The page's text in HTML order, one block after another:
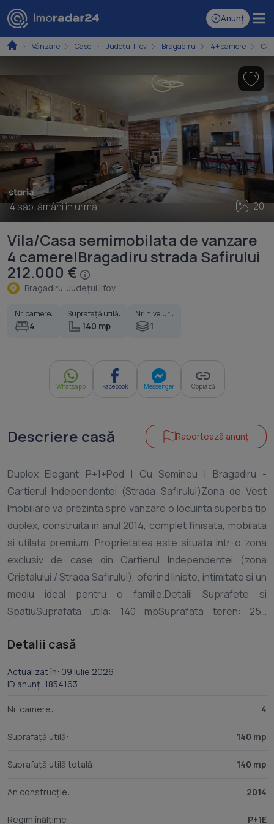
Anunț
Vânzare Case Județul Ilfov Bragadiru 4+ camere
4 săptămâni în urmă 20
Vila/Casa semimobilata de vanzare
4 camere|Bragadiru strada Safirului
212.000 €
Bragadiru, Judeţul Ilfov
Nr. camere:
4
Suprafață utilă:
140 mp
Nr. niveluri:
1
Whatsapp Facebook Messenger Copiază
Descriere casă Raportează anunț
Duplex Elegant P+1+Pod | Cu Semineu | Bragadiru -
Cartierul Independentei (Strada Safirului)Zona de Vest
Imobiliare va prezinta spre vanzare o locuinta superba tip
duplex, construita in anul 2014, complet finisata, mobilata
si utilata premium. Proprietatea este situata intr-o zona
exclusiv de case din Cartierul Independentei (zona
Cristalului / Strada Safirului), oferind liniste, intimitate si un
mediu ideal pentru o familie.Detalii Suprafete si
SpatiuSuprafata utila: 140 mpSuprafata teren: 250
eleganta si un aspect aerisit)Compartimentare
integrat cu zona de diningSemineu amenajat, ideal pentru
utilata si mobilataBaie moderna ETAJ:3 dormitoare
primitoare, cu suprafete vitrate mari1 balcon1 baie
depozitare, complet izolatDotari, Finisaje si UtilitatiFinisaje
atent intretinuta.Suprafete vitrate ample care inunda
intreaga casa cu lumina naturala.Toate utilitatile
Detalii casă
Actualizat în: 09 Iulie 2026
ID anunț: 1854163
Nr. camere: 4
Suprafață utilă: 140 mp
Suprafață utilă totală: 140 mp
An construcție: 2014
Regim înălțime: P+1E